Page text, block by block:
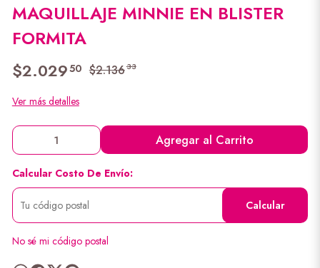
MAQUILLAJE MINNIE EN BLISTER
FORMITA
$2.02950 $2.13633
Ver más detalles
Agregar al Carrito
Calcular Costo De Envío:
Calcular
No sé mi código postal